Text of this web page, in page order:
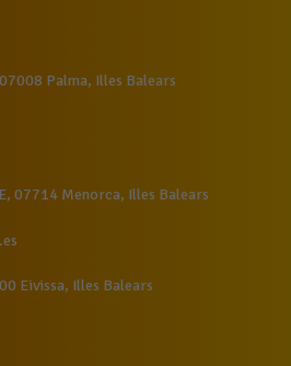
Palma, Illes Balears
07714 Menorca, Illes Balears
Eivissa, Illes Balears